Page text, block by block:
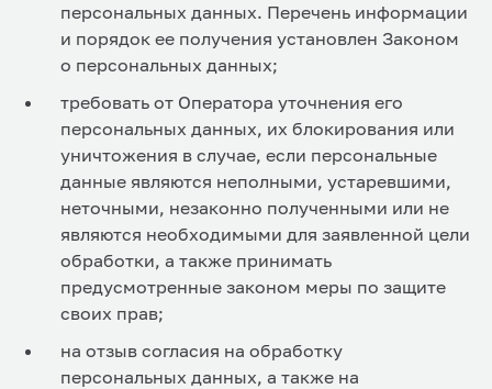
персональных данных. Перечень информации
и порядок ее получения установлен Законом
о персональных данных;
требовать от Оператора уточнения его
персональных данных, их блокирования или
уничтожения в случае, если персональные
данные являются неполными, устаревшими,
неточными, незаконно полученными или не
являются необходимыми для заявленной цели
обработки, а также принимать
предусмотренные законом меры по защите
своих прав;
на отзыв согласия на обработку
персональных данных, а также на